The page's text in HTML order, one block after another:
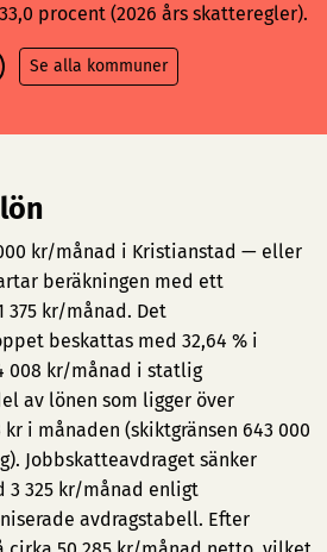
procent (2026 års skatteregler).
Se alla kommuner
kr/månad i Kristianstad — eller
beräkningen med ett
375 kr/månad. Det
beskattas med 32,64 % i
008 kr/månad i statlig
av lönen som ligger över
kr i månaden (skiktgränsen 643 000
Jobbskatteavdraget sänker
3 325 kr/månad enligt
avdragstabell. Efter